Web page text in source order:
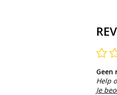
Geen
Help
Je